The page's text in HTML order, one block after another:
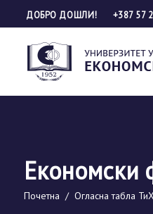
ДОБРО ДОШЛИ! +387 57
Економски
Почетна / Огласна табла ТиХ